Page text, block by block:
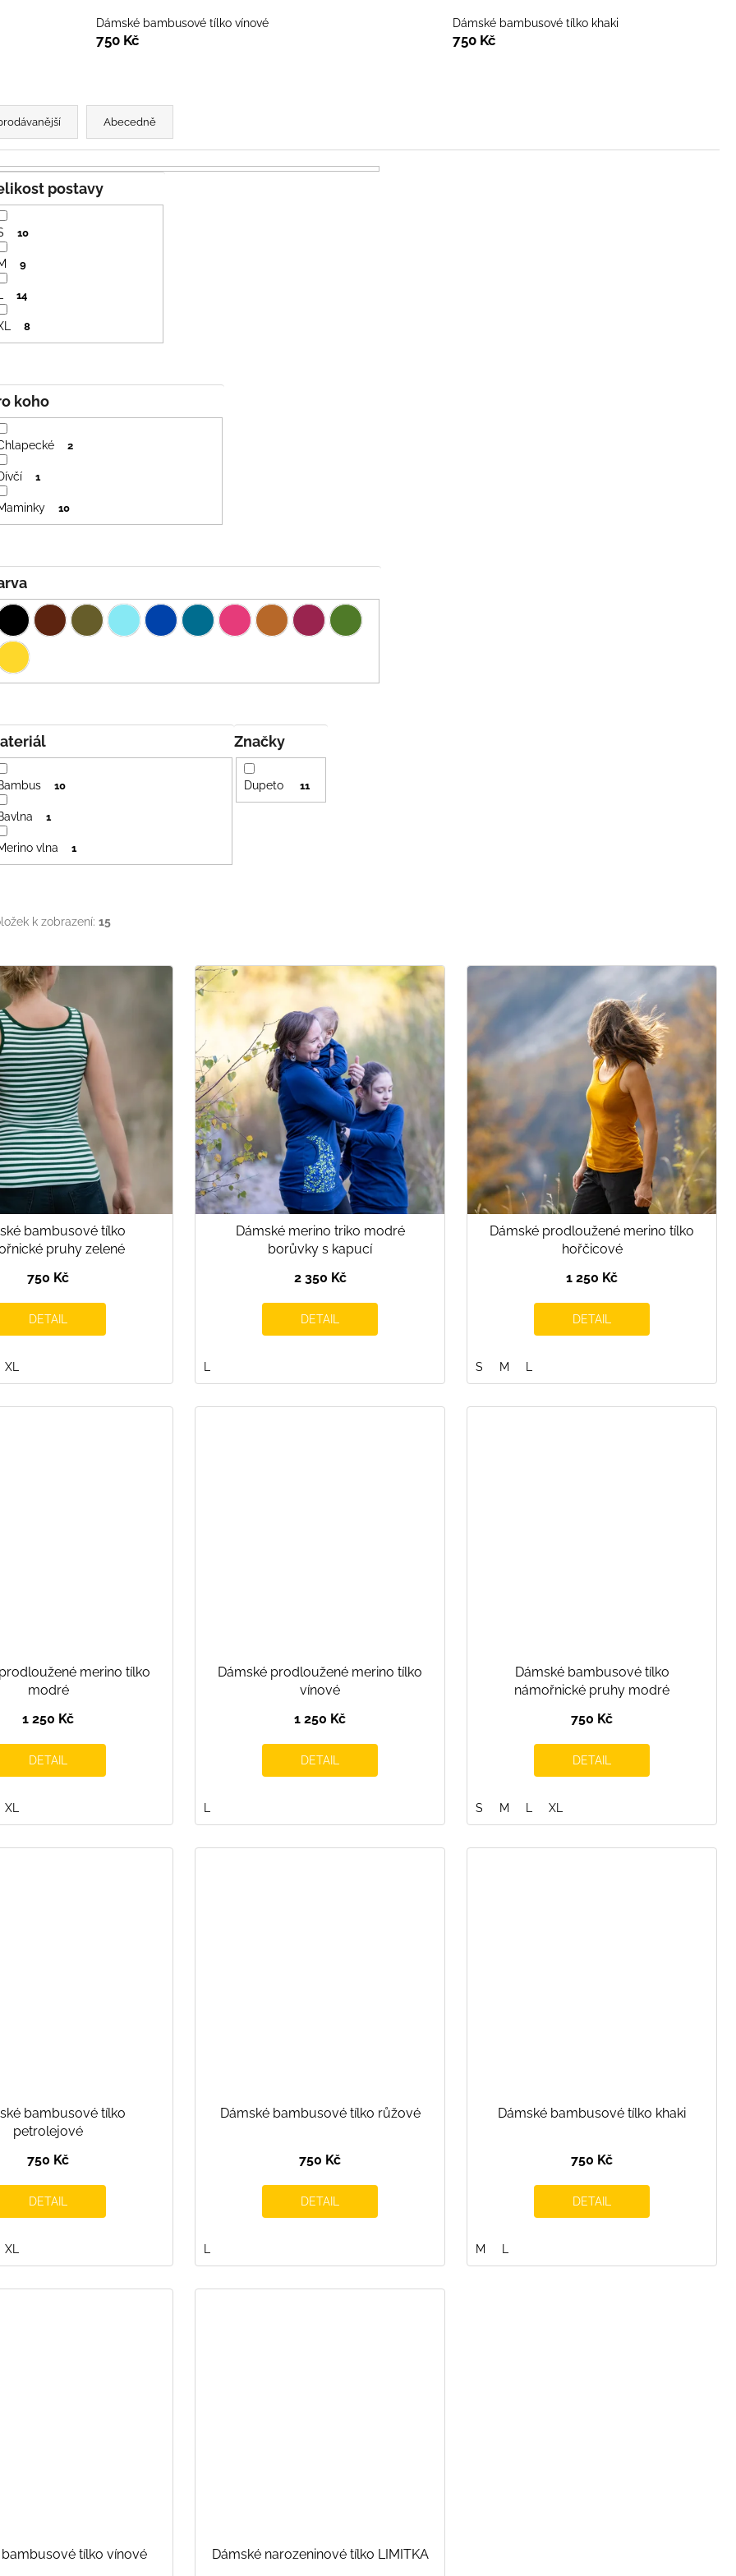
Dámské bambusové tílko vínové
750 Kč
Dámské bambusové tílko khaki
750 Kč
Abecedně
Značky
Dupeto 11
Materiál
10
1
vlna 1
koho
2
1
10
postavy
10
9
14
8
k zobrazení: 15
bambusové tílko
pruhy zelené
750 Kč
DETAIL
XL
Dámské merino triko modré
borůvky s kapucí
2 350 Kč
DETAIL
Dámské prodloužené merino tílko
hořčicové
1 250 Kč
DETAIL
S M
merino tílko
modré
1 250 Kč
DETAIL
XL
Dámské prodloužené merino tílko
vínové
1 250 Kč
DETAIL
Dámské bambusové tílko
námořnické pruhy modré
750 Kč
DETAIL
S M XL
bambusové tílko
petrolejové
750 Kč
DETAIL
XL
Dámské bambusové tílko růžové
750 Kč
DETAIL
Dámské bambusové tílko khaki
750 Kč
DETAIL
M
tílko vínové Dámské narozeninové tílko LIMITKA